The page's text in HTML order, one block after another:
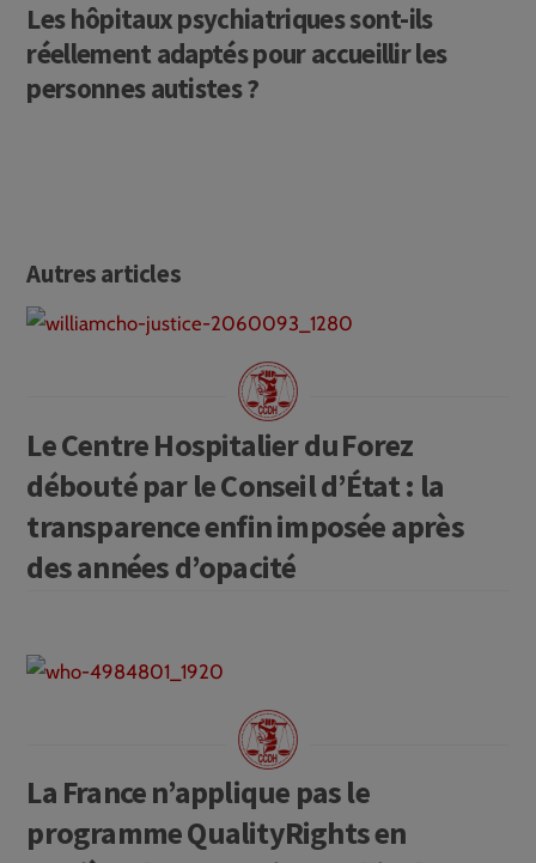
Les hôpitaux psychiatriques sont-ils
réellement adaptés pour accueillir les
personnes autistes ?
Autres articles
Le Centre Hospitalier du Forez
débouté par le Conseil d’État : la
transparence enfin imposée après
des années d’opacité
La France n’applique pas le
programme QualityRights en